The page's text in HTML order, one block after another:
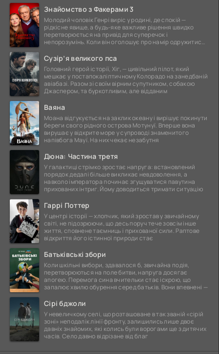
Знайомство з Факерами 3
Молодий чоловік Генрі виріс у родині, де спокій —
рідкісне явище, а будь-яке важливе рішення швидко
перетворюється на привід для суперечок і
непорозумінь. Коли він оголошує про намір одружитися,
Сузір’я великого пса
Головний герой історії, Хіг, — цивільний пілот, який
мешкає у постапокаліптичному Колорадо на занедбаній
авіабазі. Разом зі своїм вірним супутником, собакою
Джаспером, та буркотливим, але відданим
Ваяна
Моана відгукується на заклик океану і вирішує покинути
береги свого рідного острова Мотунуї. Вперше вона
вирушає у відкрите море у супроводі знаменитого
напівбога Мауї. На них чекає незабутня
Дюна: Частина третя
У галактиці стрімко зростає напруга: встановлений
порядок дедалі більше викликає невдоволення, а
навколо імператора починає згущуватися павутина
прихованих інтриг. Йому доводиться тримати ситуацію
Гаррі Поттер
У центрі історії — хлопчик, який зростав у звичайному
світі, не підозрюючи, що десь поруч тече зовсім інше
життя, сповнене таємниць і прихованої сили. Раптове
відкриття його істинної природи стає
Батьківські збори
Коли шкільні вибори, здавалося б, звичайна подія,
перетворюються на поле битви, напруга досягає
апогею. Перемога сина вчительки стає іскрою, що
запалює хвилю обурення серед батьків. Вони впевнені —
Сірі бджоли
У невеличкому селі, що розташоване в так званій «сірій
зоні» неподалік лінії фронту, залишились лише двоє
давніх знайомих, які колись були ворогами ще з дитячих
часів. Село давно відрізане від благ